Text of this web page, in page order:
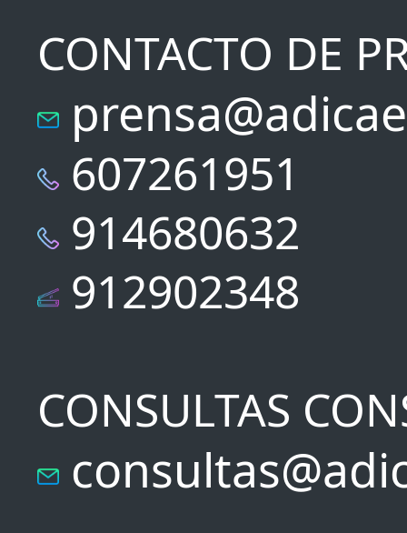
CONTACTO DE
607261951
914680632
912902348
CONSULTAS